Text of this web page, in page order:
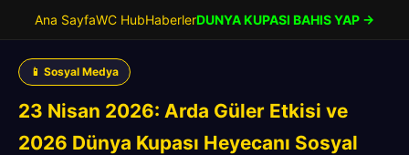
Ana SayfaWC HubHaberlerDUNYA KUPASI BAHIS YAP →
📱 Sosyal Medya
23 Nisan 2026: Arda Güler Etkisi ve
2026 Dünya Kupası Heyecanı Sosyal